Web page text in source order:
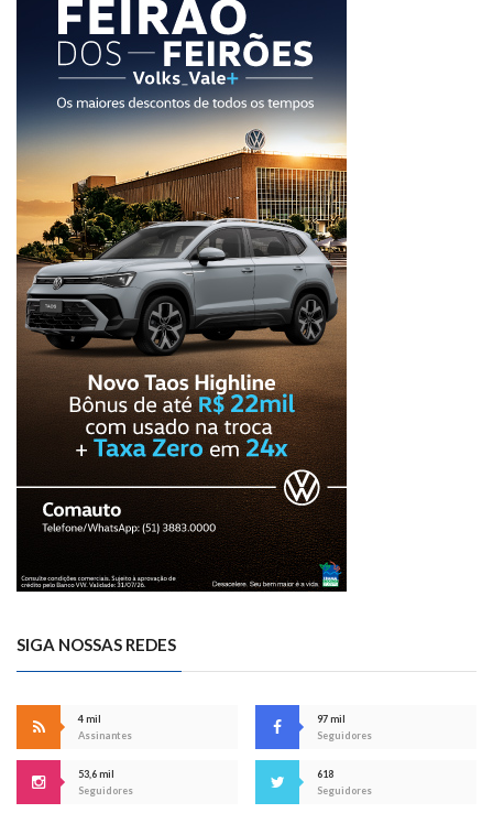
SIGA NOSSAS REDES
4 mil
Assinantes
97 mil
Seguidores
53,6 mil
Seguidores
618
Seguidores